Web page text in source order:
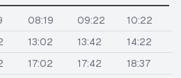
08:19 09:22
10:22
13:02 13:42
14:22
17:02 17:42
18:37